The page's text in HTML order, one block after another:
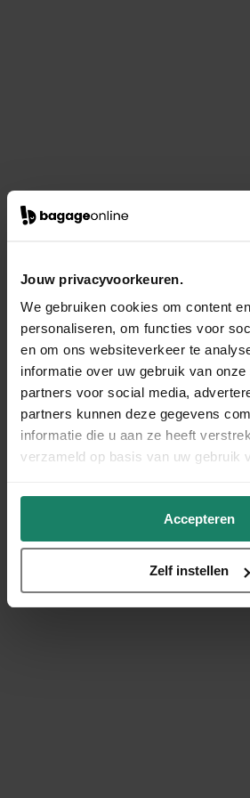
Jouw privacyvoorkeuren.
We gebruiken cookies om content
personaliseren, om functies voor
en om ons websiteverkeer te
informatie over uw gebruik van
partners voor social media,
partners kunnen deze gegevens
informatie die u aan ze heeft
verzameld op basis van uw gebruik
Accepteren
Zelf instellen